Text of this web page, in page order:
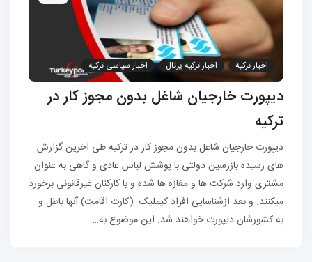
اخبار ترکیه اخبار ترکیه پرتال
اخبار سیاسی ترکیه
زندگی در ترکیه
مهاجرت به ترکیه
دیپورت خارجیان شاغل بدون مجوز کار در
ترکیه
دیپورت خارجیان شاغل بدون مجوز کار در ترکیه طی اخرین گزارش
های رسیده بازرسین دولتی با پوشش لباس عادی و گاهی به عنوان
مشتری وارد شرکت ها و مغازه ها شده و با کارکنان غیرقانونی برخورد
میکنند. و بعد ازشناسایی افراد کیملیک (کارت اقامت) آنها باطل و
به کشورشان دیپورت خواهند شد. این موضوع به…